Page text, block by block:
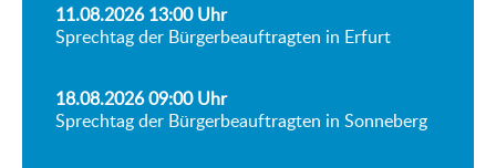
11.08.2026 13:00Uhr
Sprechtag der Bürgerbeauftragten in Erfurt
18.08.2026 09:00Uhr
Sprechtag der Bürgerbeauftragten in Sonneberg